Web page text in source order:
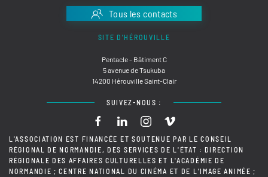
Tous les contacts
SITE D'HÉROUVILLE
Pentacle - Bâtiment C
5 avenue de Tsukuba
14200 Hérouville Saint-Clair
SUIVEZ-NOUS :
L'ASSOCIATION EST FINANCÉE ET SOUTENUE PAR LE CONSEIL
RÉGIONAL DE NORMANDIE, DES SERVICES DE L'ÉTAT : DIRECTION
RÉGIONALE DES AFFAIRES CULTURELLES ET L'ACADÉMIE DE
NORMANDIE ; CENTRE NATIONAL DU CINÉMA ET DE L'IMAGE ANIMÉE ;